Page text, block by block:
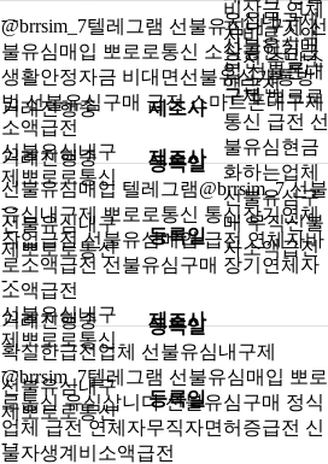
- -
비상금 연체
자바로소액
급전 주말소
액급전
선불유심내구
제뽀로로통신
등록일
- -
거래진행중 제조사
유심내구제
선불유심매
입 선불폰내
구제 뽀로로
통신 급전 선
불유심현금
화하는업체
선불유심구
매 무직신불
자소액급전
선불유심내구
제뽀로로통신
등록일
- -
@brrsim_7텔레그램 선불유심내구제 선
불유심매입 뽀로로통신 소상공인긴급
생활안정자금 비대면선불유심개통방
법 선불유심구매 급전 스마트폰내구제
소액급전
거래진행중 제조사
선불유심내구
제뽀로로통신
등록일
- -
선불유심매입 텔레그램@brrsim_7 선불
유심내구제 뽀로로통신 통신장기연체
작업급전 선불유심매입 급전 연체자바
로소액급전 선불유심구매 장기연체자
소액급전
거래진행중 제조사
선불유심내구
제뽀로로통신
등록일
- -
확실한급전업체 선불유심내구제
@brrsim_7텔레그램 선불유심매입 뽀로
로통신 유심삽니다 선불유심구매 정식
업체 급전 연체자무직자면허증급전 신
불자생계비소액급전